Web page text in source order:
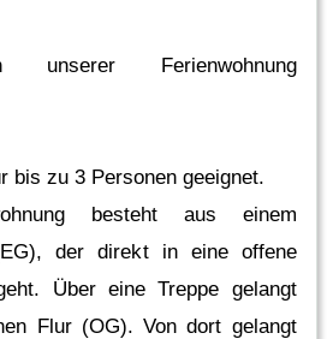
unserer Ferienwohnung
bis zu 3 Personen geeignet.
besteht aus einem
der direkt in eine offene
Über eine Treppe gelangt
Flur (OG). Von dort gelangt